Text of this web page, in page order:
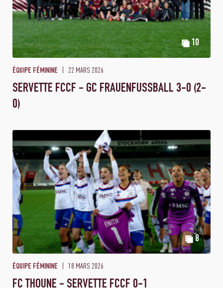
10
ÉQUIPE FÉMININE 22 MARS 2026
SERVETTE FCCF - GC FRAUENFUSSBALL 3-0 (2-
0)
8
ÉQUIPE FÉMININE 18 MARS 2026
FC THOUNE - SERVETTE FCCF 0-1